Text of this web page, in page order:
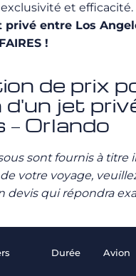
et efficacité.
privé entre Los
!
de prix
d'un jet
– Orlando
sont fournis à titre
votre voyage,
devis qui répondra
Durée Avion